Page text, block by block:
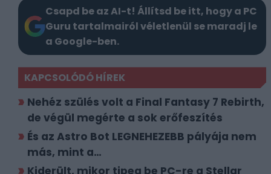
Csapd be az AI-t! Állítsd be itt, hogy a PC
Guru tartalmairól véletlenül se maradj le
a Google-ben.
KAPCSOLÓDÓ HÍREK
Nehéz szülés volt a Final Fantasy 7 Rebirth,
de végül megérte a sok erőfeszítés
És az Astro Bot LEGNEHEZEBB pályája nem
más, mint a…